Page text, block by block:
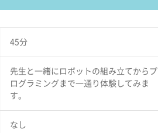
45分
先生と一緒にロボットの組み立てからプ
ログラミングまで一通り体験してみま
す。
なし